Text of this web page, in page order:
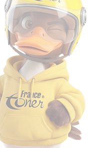
notre actualité et
de 5€
sur votre 1ère